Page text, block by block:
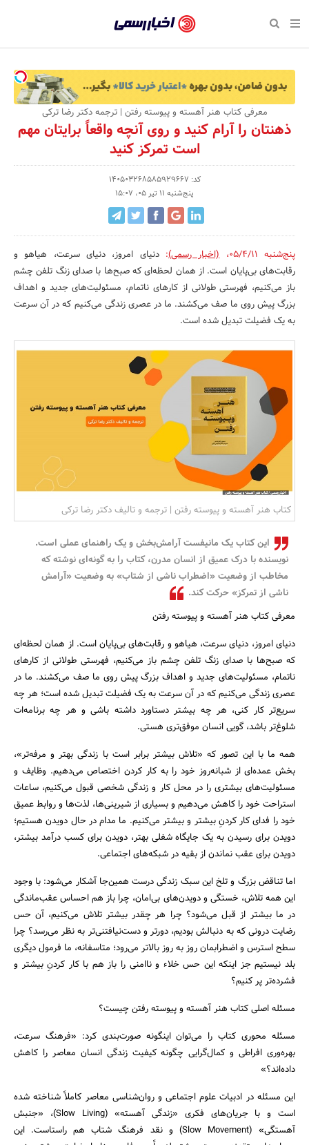
رسمی
-
اخبار
تایید
شده
شرکت‌ها،
سازمان‌ها
و
روابط
عمومی‌ها
بازگشت
صفحه نخست پایگاه خبری صفحه نخست اقتصادی
تجارت و بازار
کارآفرینی و استارتاپ
نفت، انرژی و صنایع
کسب و کار و خرده فروشی
صنایع غذایی و کشاورزی
کار و استخدام
اجتماعی
صفحه نخست اجتماعی
علم و آموزش
بهداشت و درمان
شهر و جامعه
محیط زیست
تبلیغات و روابط عمومی
صفحه نخست فرهنگی
نشریات و کتاب
سینما و تئاتر
صنایع دستی
صفحه نخست ورزش
تازه‌های ورزش
مکان‌های ورزشی
تجهیزات ورزشی
صفحه نخست سبک زندگی
سلامت و زیبایی
روانشناسی و موفقیت
مد و لباس
رویداد
صفحه نخست رویداد
حراج و تخفیف
جشنواره، نمایشگاه و
مسابقه و فراخوان
معرفی کتاب هنر آهسته و پیوسته رفتن | ترجمه دکتر رضا ترکی
ذهنتان را آرام کنید و روی آنچه واقعاً برایتان مهم
است تمرکز کنید
کد: 140503268585929667
پنج‌شنبه 11 تیر 05، 15:07
پنج‌شنبه 05/4/11 ،(اخبار رسمی):دنیای امروز، دنیای سرعت، هیاهو و
رقابت‌های بی‌پایان است. از همان لحظه‌ای که صبح‌ها با صدای زنگ تلفن چشم
باز می‌کنیم، فهرستی طولانی از کارهای ناتمام، مسئولیت‌های جدید و اهداف
بزرگ پیش روی ما صف می‌کشند. ما در عصری زندگی می‌کنیم که در آن سرعت
به یک فضیلت تبدیل شده است.
کتاب هنر آهسته و پیوسته رفتن | ترجمه و تالیف دکتر رضا ترکی
این کتاب یک مانیفست آرامش‌بخش و یک راهنمای عملی است.
نویسنده با درک عمیق از انسان مدرن، کتاب را به گونه‌ای نوشته که
مخاطب از وضعیت «اضطراب ناشی از شتاب» به وضعیت «آرامش
ناشی از تمرکز» حرکت کند.
معرفی کتاب هنر آهسته و پیوسته رفتن
دنیای امروز، دنیای سرعت، هیاهو و رقابت‌های بی‌پایان است. از همان لحظه‌ای
که صبح‌ها با صدای زنگ تلفن چشم باز می‌کنیم، فهرستی طولانی از کارهای
ناتمام، مسئولیت‌های جدید و اهداف بزرگ پیش روی ما صف می‌کشند. ما در
عصری زندگی می‌کنیم که در آن سرعت به یک فضیلت تبدیل شده است؛ هر چه
سریع‌تر کار کنی، هر چه بیشتر دستاورد داشته باشی و هر چه برنامه‌ات
شلوغ‌تر باشد، گویی انسان موفق‌تری هستی.
همه ما با این تصور که «تلاش بیشتر برابر است با زندگی بهتر و مرفه‌تر»،
بخش عمده‌ای از شبانه‌روز خود را به کار کردن اختصاص می‌دهیم. وظایف و
مسئولیت‌های بیشتری را در محل کار و زندگی شخصی قبول می‌کنیم، ساعات
استراحت خود را کاهش می‌دهیم و بسیاری از شیرینی‌ها، لذت‌ها و روابط عمیق
خود را فدای کار کردنِ بیشتر و بیشتر می‌کنیم. ما مدام در حال دویدن هستیم؛
دویدن برای رسیدن به یک جایگاه شغلی بهتر، دویدن برای کسب درآمد بیشتر،
دویدن برای عقب نماندن از بقیه در شبکه‌های اجتماعی.
اما تناقض بزرگ و تلخ این سبک زندگی درست همین‌جا آشکار می‌شود: با وجود
این همه تلاش، خستگی و دویدن‌های بی‌امان، چرا باز هم احساس عقب‌ماندگی
در ما بیشتر از قبل می‌شود؟ چرا هر چقدر بیشتر تلاش می‌کنیم، آن حس
رضایت درونی که به دنبالش بودیم، دورتر و دست‌نیافتنی‌تر به نظر می‌رسد؟ چرا
سطح استرس و اضطرابمان روز به روز بالاتر می‌رود؛ متاسفانه، ما فرمول دیگری
بلد نیستیم جز اینکه این حس خلاء و ناامنی را باز هم با کار کردنِ بیشتر و
فشرده‌تر پر کنیم؟
مسئله اصلی کتاب هنر آهسته و پیوسته رفتن چیست؟
مسئله محوری کتاب را می‌توان اینگونه صورت‌بندی کرد: «فرهنگ سرعت،
بهره‌وری افراطی و کمال‌گرایی چگونه کیفیت زندگی انسان معاصر را کاهش
داده‌اند؟»
این مسئله در ادبیات علوم اجتماعی و روان‌شناسی معاصر کاملاً شناخته شده
است و با جریان‌های فکری «زندگی آهسته» (Slow Living)، «جنبش
آهستگی» (Slow Movement) و نقد فرهنگ شتاب هم‌ راستاست. این